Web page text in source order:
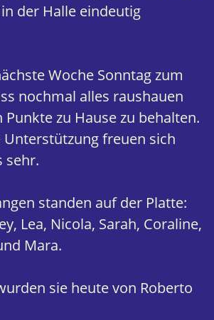
der Halle eindeutig
Woche Sonntag zum
nochmal alles raushauen
zu Hause zu behalten.
Unterstützung freuen sich
sehr.
standen auf der Platte:
Lea, Nicola, Sarah, Coraline,
Mara.
sie heute von Roberto